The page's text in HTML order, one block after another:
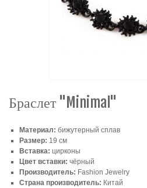
Браслет "Minimal"
Материал: бижутерный сплав
Размер: 19 см
Вставка: цирконы
Цвет вставки: чёрный
Производитель: Fashion Jewelry
Страна производитель: Китай